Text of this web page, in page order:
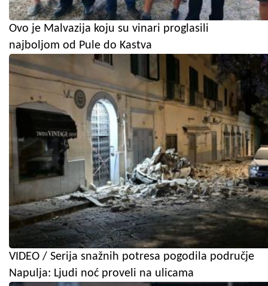
Ovo je Malvazija koju su vinari proglasili
najboljom od Pule do Kastva
VIDEO / Serija snažnih potresa pogodila područje
Napulja: Ljudi noć proveli na ulicama